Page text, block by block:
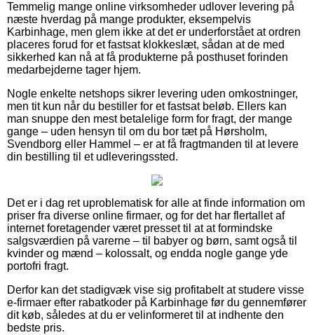
Temmelig mange online virksomheder udlover levering på
næste hverdag på mange produkter, eksempelvis
Karbinhage, men glem ikke at det er underforstået at ordren
placeres forud for et fastsat klokkeslæt, sådan at de med
sikkerhed kan nå at få produkterne på posthuset forinden
medarbejderne tager hjem.
Nogle enkelte netshops sikrer levering uden omkostninger,
men tit kun når du bestiller for et fastsat beløb. Ellers kan
man snuppe den mest betalelige form for fragt, der mange
gange – uden hensyn til om du bor tæt på Hørsholm,
Svendborg eller Hammel – er at få fragtmanden til at levere
din bestilling til et udleveringssted.
Det er i dag ret uproblematisk for alle at finde information om
priser fra diverse online firmaer, og for det har flertallet af
internet foretagender været presset til at at formindske
salgsværdien på varerne – til babyer og børn, samt også til
kvinder og mænd – kolossalt, og endda nogle gange yde
portofri fragt.
Derfor kan det stadigvæk vise sig profitabelt at studere visse
e-firmaer efter rabatkoder på Karbinhage før du gennemfører
dit køb, således at du er velinformeret til at indhente den
bedste pris.